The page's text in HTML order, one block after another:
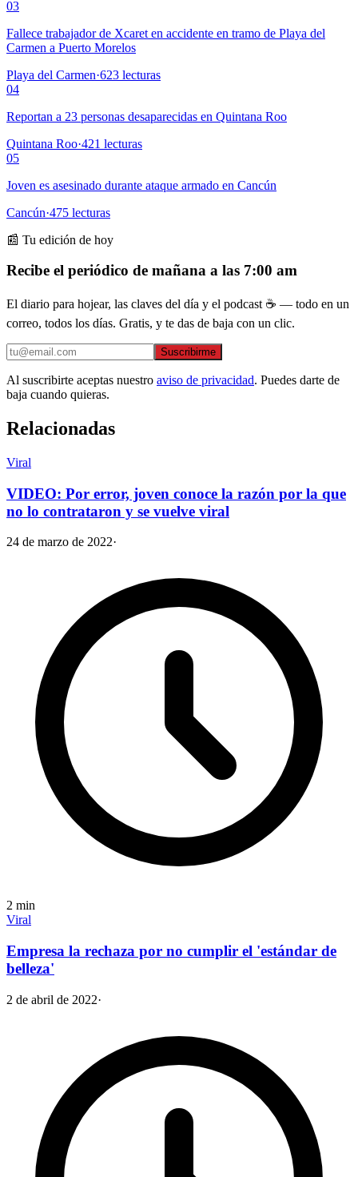
03
Fallece trabajador de Xcaret en accidente en tramo de Playa del
Carmen a Puerto Morelos
Playa del Carmen·623 lecturas
04
Reportan a 23 personas desaparecidas en Quintana Roo
Quintana Roo·421 lecturas
05
Joven es asesinado durante ataque armado en Cancún
Cancún·475 lecturas
📰 Tu edición de hoy
Recibe el periódico de mañana a las 7:00 am
El diario para hojear, las claves del día y el podcast ☕ — todo en un
correo, todos los días. Gratis, y te das de baja con un clic.
Suscribirme
Al suscribirte aceptas nuestro aviso de privacidad. Puedes darte de
baja cuando quieras.
Relacionadas
Viral
VIDEO: Por error, joven conoce la razón por la que
no lo contrataron y se vuelve viral
24 de marzo de 2022·
2 min
Viral
Empresa la rechaza por no cumplir el 'estándar de
belleza'
2 de abril de 2022·